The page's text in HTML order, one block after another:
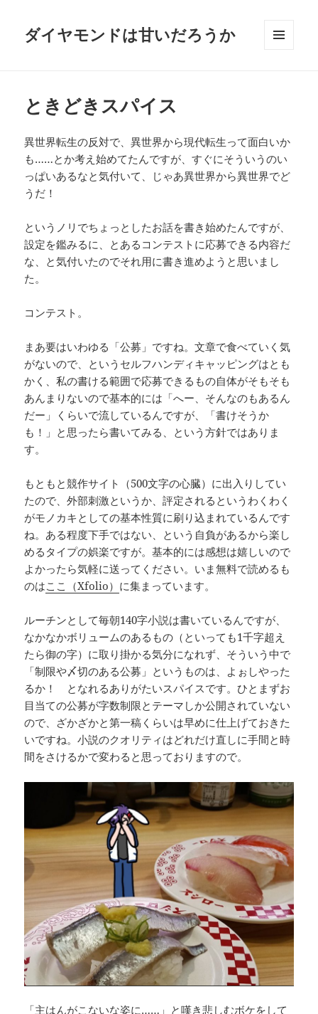
ダイヤモンドは甘いだろうか
ときどきスパイス
異世界転生の反対で、異世界から現代転生って面白いか
も……とか考え始めてたんですが、すぐにそういうのい
っぱいあるなと気付いて、じゃあ異世界から異世界でど
うだ！
というノリでちょっとしたお話を書き始めたんですが、
設定を鑑みるに、とあるコンテストに応募できる内容だ
な、と気付いたのでそれ用に書き進めようと思いまし
た。
コンテスト。
まあ要はいわゆる「公募」ですね。文章で食べていく気
がないので、というセルフハンディキャッピングはとも
かく、私の書ける範囲で応募できるもの自体がそもそも
あんまりないので基本的には「へー、そんなのもあるん
だー」くらいで流しているんですが、「書けそうか
も！」と思ったら書いてみる、という方針ではありま
す。
もともと競作サイト（500文字の心臓）に出入りしてい
たので、外部刺激というか、評定されるというわくわく
がモノカキとしての基本性質に刷り込まれているんです
ね。ある程度下手ではない、という自負があるから楽し
めるタイプの娯楽ですが。基本的には感想は嬉しいので
よかったら気軽に送ってください。いま無料で読めるも
のはここ（Xfolio） に集まっています。
ルーチンとして毎朝140字小説は書いているんですが、
なかなかボリュームのあるもの（といっても1千字超え
たら御の字）に取り掛かる気分になれず、そういう中で
「制限や〆切のある公募」というものは、よぉしやった
るか！ となれるありがたいスパイスです。ひとまずお
目当ての公募が字数制限とテーマしか公開されていない
ので、ざかざかと第一稿くらいは早めに仕上げておきた
いですね。小説のクオリティはどれだけ直しに手間と時
間をさけるかで変わると思っておりますので。
「主はんがこないな姿に……」と嘆き悲しむボケをして